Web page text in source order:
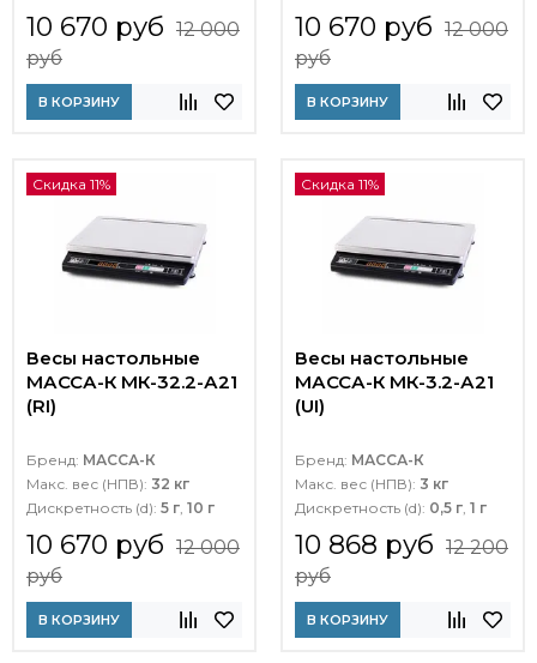
10 670 руб 12 000
руб
В КОРЗИНУ
10 670 руб 12 000
руб
В КОРЗИНУ
Скидка 11%
Весы настольные
МАССА-К МК-32.2-А21
(RI)
Бренд: МАССА-К
Макс. вес (НПВ): 32 кг
Дискретность (d): 5 г, 10 г
10 670 руб 12 000
руб
В КОРЗИНУ
Скидка 11%
Весы настольные
МАССА-К МК-3.2-А21
(UI)
Бренд: МАССА-К
Макс. вес (НПВ): 3 кг
Дискретность (d): 0,5 г, 1 г
10 868 руб 12 200
руб
В КОРЗИНУ